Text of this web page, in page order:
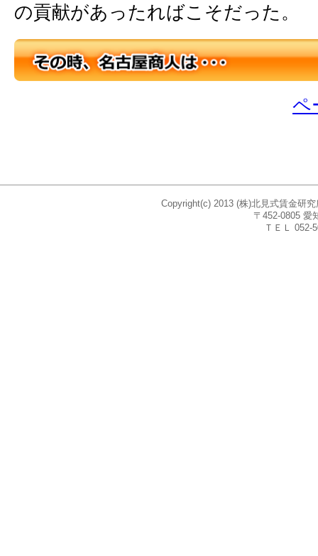
の貢献があったればこそだった。
ペ
Copyright(c) 2013 (株)北見式賃金研
〒452-0805 愛
ＴＥＬ 052-